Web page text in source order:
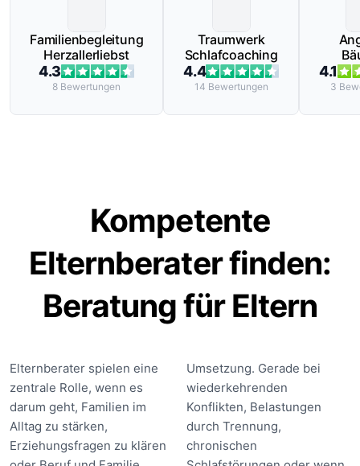
Familienbegleitung
Herzallerliebst
4.3
8 Bewertungen
Traumwerk
Schlafcoaching
4.4
14 Bewertungen
4.1
3
Kompetente
Elternberater finden:
Beratung für Eltern
Elternberater spielen eine
zentrale Rolle, wenn es
darum geht, Familien im
Alltag zu stärken,
Erziehungsfragen zu klären
Umsetzung. Gerade bei
wiederkehrenden
Konflikten, Belastungen
durch Trennung,
chronischen